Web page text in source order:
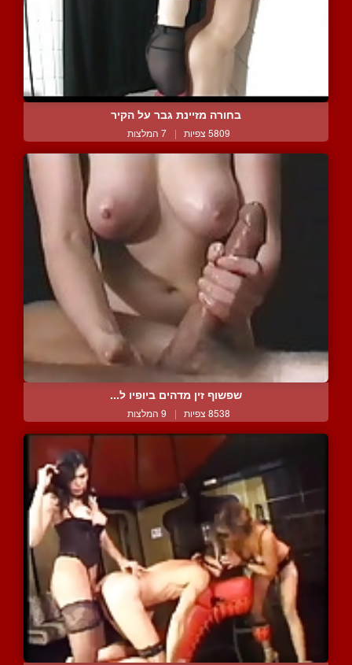
בחורה מזיינת גבר על הקיר
5809 צפיות | 7 המלצות
שפשוף זין מדהים ביופיו ל...
8538 צפיות | 9 המלצות